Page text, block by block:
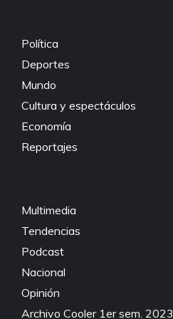
Política
Deportes
Mundo
Cultura y espectáculos
Economía
Reportajes
Multimedia
Tendencias
Podcast
Nacional
Opinión
Archivo Cooler 1er sem. 2023